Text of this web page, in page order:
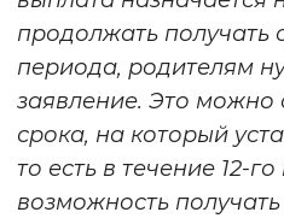
продолжать получать
периода, родителям
заявление. Это можно
срока, на который
то есть в течение 12-
возможность